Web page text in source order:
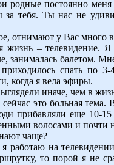
родные постоянно меня
тебя. Ты нас не
отнимают у Вас
жизнь – телевидение.
балетом.
спать по
когда я вела эфиры.
иначе, чем в
это больная тема.
прибавляли еще 10-
волосами и почти
чаще?
работаю на
то порой я не